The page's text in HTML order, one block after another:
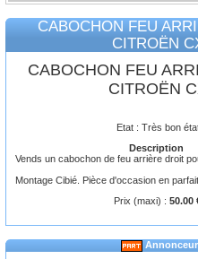
CABOCHON FEU
CITROËN
CABOCHON FEU
CITROËN
Etat : Très bon
Description
Vends un cabochon de feu arrière droit
Montage Cibié. Pièce d'occasion en
Prix (maxi) : 50.00
Annonceur